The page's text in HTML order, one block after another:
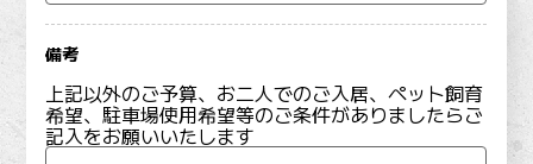
備考
上記以外のご予算、お二人でのご入居、ペット飼育
希望、駐車場使用希望等のご条件がありましたらご
記入をお願いいたします